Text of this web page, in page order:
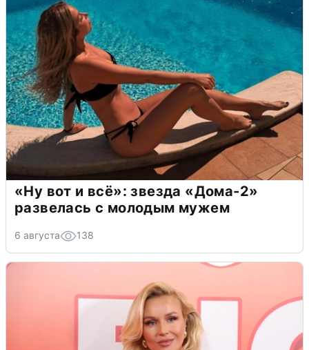
«Ну вот и всё»: звезда «Дома-2»
развелась с молодым мужем
6 августа 138